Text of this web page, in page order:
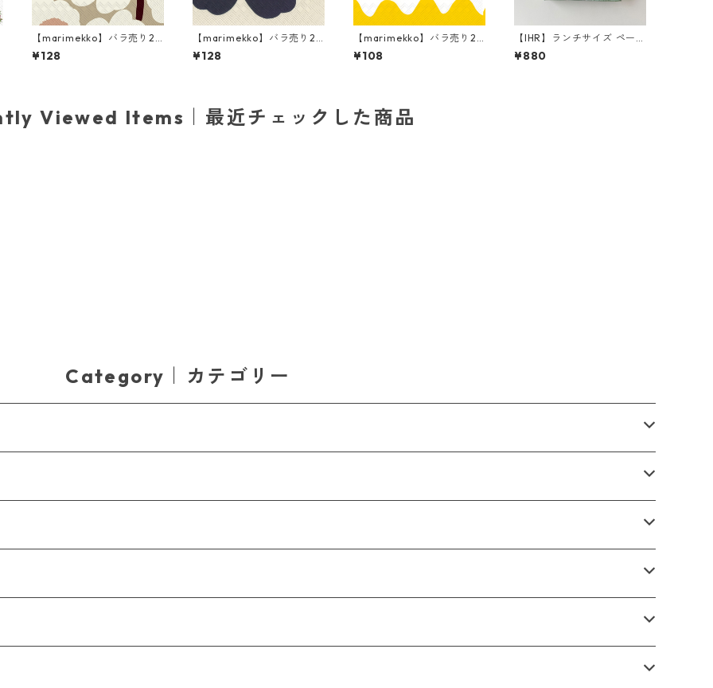
【marimekko】バラ売り2
枚 ランチサイズ ペーパーナ
プキン UNIKKO クリーム
¥128
【marimekko】バラ売り2
枚 ランチサイズ ペーパーナ
プキン SUUR UNIKKO リネ
¥128
【marimekko】バラ売り2
枚 カクテルサイズ ペーパー
ナプキン LOKKI イエロー
¥108
【IHR】ランチサイズ ペーパ
ーナプキン TEA TIME ホワ
イト Anita Jeram 20枚入
¥880
Viewed Items｜最近チェックした商品
Category｜カテゴリー